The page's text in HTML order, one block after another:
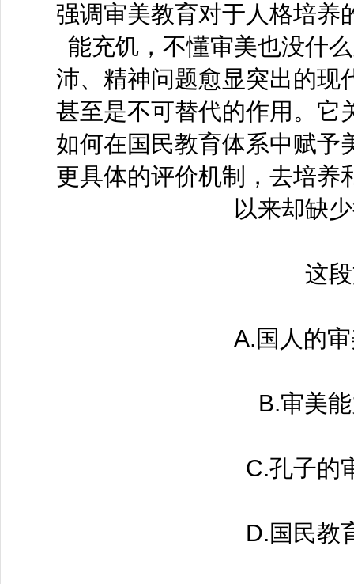
强调审美教育对于人格培养
能充饥，不懂审美也没什
沛、精神问题愈显突出的现
甚至是不可替代的作用。它
如何在国民教育体系中赋予
更具体的评价机制，去培养
以来却缺
这段
A.国人的审
B.审美能
C.孔子的审
D.国民教育